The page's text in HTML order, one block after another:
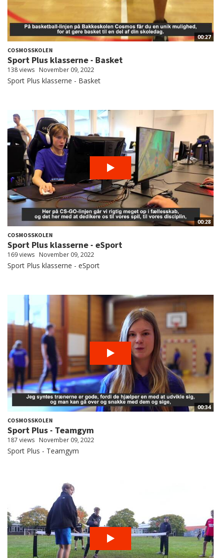
00:27
COSMOSSKOLEN
Sport Plus klasserne - Basket
138 views November 09, 2022
Sport Plus klasserne - Basket
00:28
COSMOSSKOLEN
Sport Plus klasserne - eSport
169 views November 09, 2022
Sport Plus klasserne - eSport
00:34
COSMOSSKOLEN
Sport Plus - Teamgym
187 views November 09, 2022
Sport Plus - Teamgym